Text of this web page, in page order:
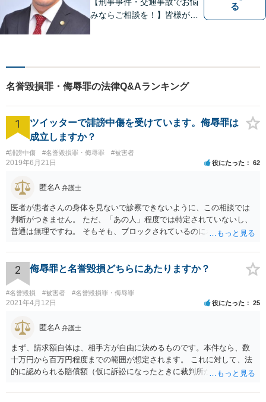
みならご相談を！】皆様が置
の関係者とのやり取りも整理
し、依頼者様の負担を最小限
に抑えます。【完全個室対
応】
る
名誉毀損罪・侮辱罪の法律Q&Aランキング
1
ツイッターで誹謗中傷を受けています。侮辱罪は
成立しますか？
#誹謗中傷 #名誉毀損罪・侮辱罪 #被害者
2019年6月21日 役にたった 62
匿名A 弁護士
医者が患者さんの身体を見ないで診察できないように、この相談では
判断がつきません。 ただ、「あの人」程度では特定されていないし、
普通は無理ですね。 そもそも、ブロックされているのにわざわざ見に
い、困った困った」と騒いでいるイメージです。行かなければいいだ
ろう、と
2 侮辱罪と名誉毀損どちらにあたりますか？
#名誉毀損 #被害者 #名誉毀損罪・侮辱罪
2021年4月12日 役にたった 25
匿名A 弁護士
まず、請求額自体は、相手方が自由に決めるものです。本件なら、数
十万円から百万円程度までの範囲が想定されます。 これに対して、法
的に認められる賠償額（仮に訴訟になったときに裁判所が認める金
は、ご相談者様が、そのなりすましアカウントを使い、Ｔｉｎｄｅｒ